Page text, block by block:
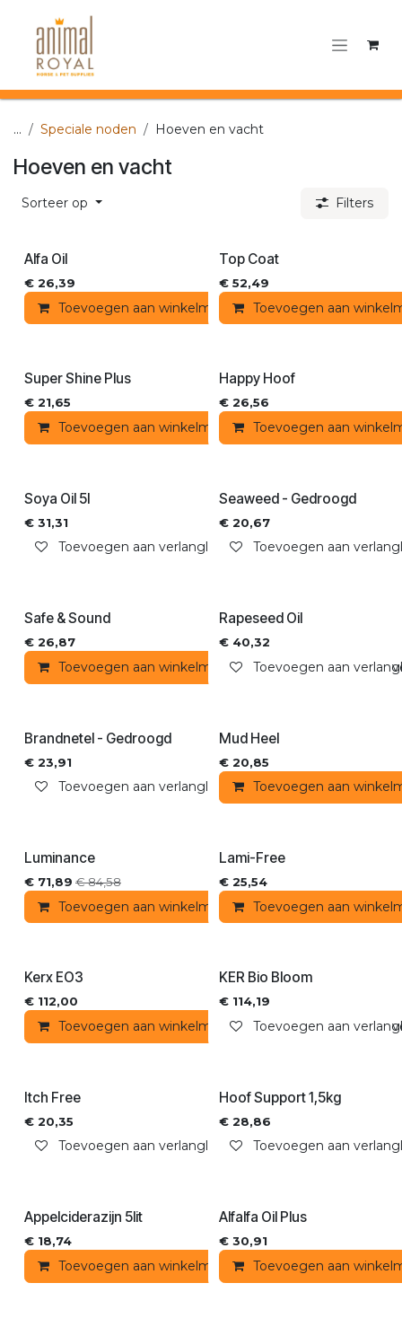
... Speciale noden Hoeven en vacht
Hoeven en vacht
Sorteer op Filters
Alfa Oil
€ 26,39
Toevoegen aan winkelmandje Toevoegen aan
Top Coat
€ 52,49
Toevoegen aan
Super Shine Plus
€ 21,65
Toevoegen aan winkelmandje Toevoegen aan
Happy Hoof
€ 26,56
Toevoegen aan
Soya Oil 5l
€ 31,31
Toevoegen aan verlanglijst
Seaweed - Gedroogd
€ 20,67
Toevoegen aan
Safe & Sound
€ 26,87
Toevoegen aan winkelmandje Toevoegen aan
Rapeseed Oil
€ 40,32
Toevoegen aan
Brandnetel - Gedroogd
€ 23,91
Toevoegen aan verlanglijst
Mud Heel
€ 20,85
Toevoegen aan
Luminance
€ 71,89 €84,58
Toevoegen aan winkelmandje Toevoegen aan
Lami-Free
€ 25,54
Toevoegen aan
Kerx EO3
€ 112,00
Toevoegen aan winkelmandje Toevoegen aan
KER Bio Bloom
€ 114,19
Toevoegen aan
Itch Free
€ 20,35
Toevoegen aan verlanglijst
Hoof Support 1,5kg
€ 28,86
Toevoegen aan
Appelciderazijn 5lit
€ 18,74
Toevoegen aan winkelmandje Toevoegen aan
Alfalfa Oil Plus
€ 30,91
Toevoegen aan